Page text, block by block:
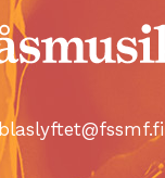
blaslyftet@fssmf.fi